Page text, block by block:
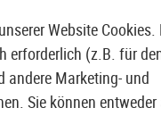
AIRSOFT SHOP &
Website Cookies.
erforderlich (z.B. für
andere Marketing- und
Sie können